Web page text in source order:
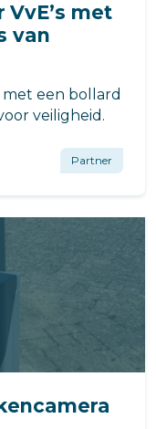
met
van
met een bollard
veiligheid.
Partner